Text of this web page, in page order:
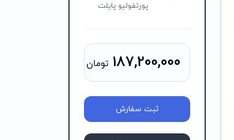
پورتفولیو‌ پایلت
187,200,000 تومان
ثبت سفارش